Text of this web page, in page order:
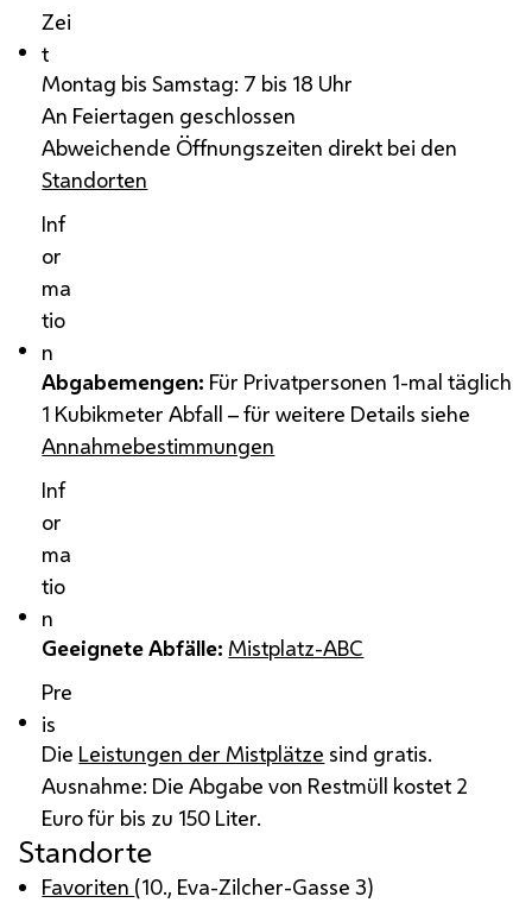
Zei
t
Montag bis Samstag: 7 bis 18 Uhr
An Feiertagen geschlossen
Abweichende Öffnungszeiten direkt bei den
Standorten
Inf
or
ma
tio
n
Abgabemengen: Für Privatpersonen 1-mal täglich
1 Kubikmeter Abfall – für weitere Details siehe
Annahmebestimmungen
Inf
or
ma
tio
n
Geeignete Abfälle: Mistplatz-ABC
Pre
is
Die Leistungen der Mistplätze sind gratis.
Ausnahme: Die Abgabe von Restmüll kostet 2
Euro für bis zu 150 Liter.
Standorte
Favoriten (10., Eva-Zilcher-Gasse 3)